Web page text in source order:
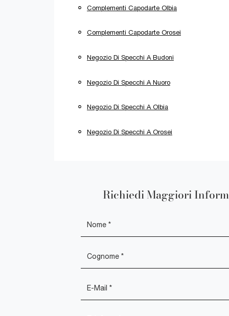
Complementi Capodarte Olbia
Complementi Capodarte Orosei
Negozio Di Specchi A Budoni
Negozio Di Specchi A Nuoro
Negozio Di Specchi A Olbia
Negozio Di Specchi A Orosei
Richiedi Maggiori